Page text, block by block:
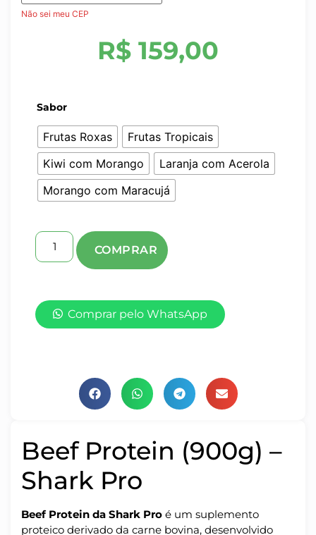
Beef Protein (900g) –
Shark Pro
Beef Protein da Shark Pro é um suplemento
proteico derivado da carne bovina, desenvolvido
Não sei meu CEP
R$ 159,00
Sabor
Frutas Roxas
Frutas Tropicais
Kiwi com Morango
Laranja com Acerola
Morango com Maracujá
Comprar pelo WhatsApp